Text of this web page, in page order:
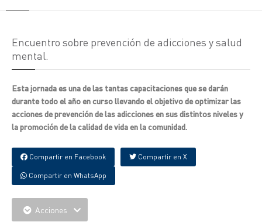
Encuentro sobre prevención de adicciones y salud
mental.
Esta jornada es una de las tantas capacitaciones que se darán
durante todo el año en curso llevando el objetivo de optimizar las
acciones de prevención de las adicciones en sus distintos niveles y
la promoción de la calidad de vida en la comunidad.
Compartir en Facebook Compartir en X
Compartir en WhatsApp
Acciones